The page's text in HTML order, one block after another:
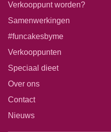
Verkooppunt worden?
Samenwerkingen
#funcakesbyme
Verkooppunten
Speciaal dieet
Over ons
Contact
Nieuws